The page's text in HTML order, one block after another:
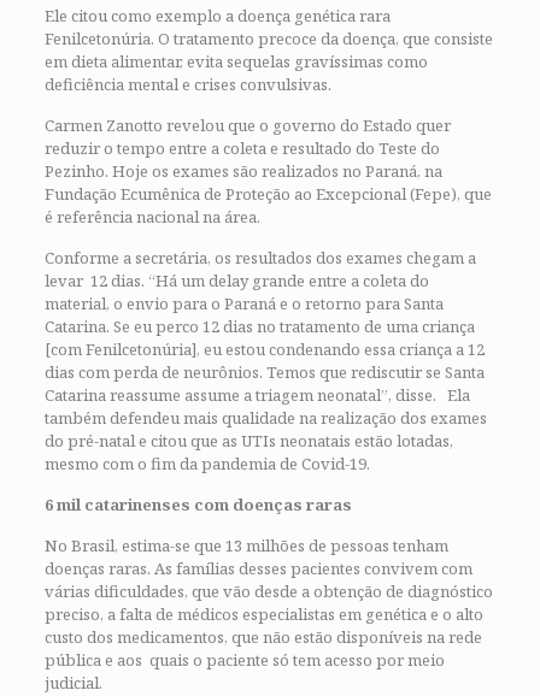
Ele citou como exemplo a doença genética rara
Fenilcetonúria. O tratamento precoce da doença, que consiste
em dieta alimentar, evita sequelas gravíssimas como
deficiência mental e crises convulsivas.
Carmen Zanotto revelou que o governo do Estado quer
reduzir o tempo entre a coleta e resultado do Teste do
Pezinho. Hoje os exames são realizados no Paraná, na
Fundação Ecumênica de Proteção ao Excepcional (Fepe), que
é referência nacional na área.
Conforme a secretária, os resultados dos exames chegam a
levar 12 dias. “Há um delay grande entre a coleta do
material, o envio para o Paraná e o retorno para Santa
Catarina. Se eu perco 12 dias no tratamento de uma criança
[com Fenilcetonúria], eu estou condenando essa criança a 12
dias com perda de neurônios. Temos que rediscutir se Santa
Catarina reassume assume a triagem neonatal”, disse. Ela
também defendeu mais qualidade na realização dos exames
do pré-natal e citou que as UTIs neonatais estão lotadas,
mesmo com o fim da pandemia de Covid-19.
6 mil catarinenses com doenças raras
No Brasil, estima-se que 13 milhões de pessoas tenham
doenças raras. As famílias desses pacientes convivem com
várias dificuldades, que vão desde a obtenção de diagnóstico
preciso, a falta de médicos especialistas em genética e o alto
custo dos medicamentos, que não estão disponíveis na rede
pública e aos quais o paciente só tem acesso por meio
judicial.